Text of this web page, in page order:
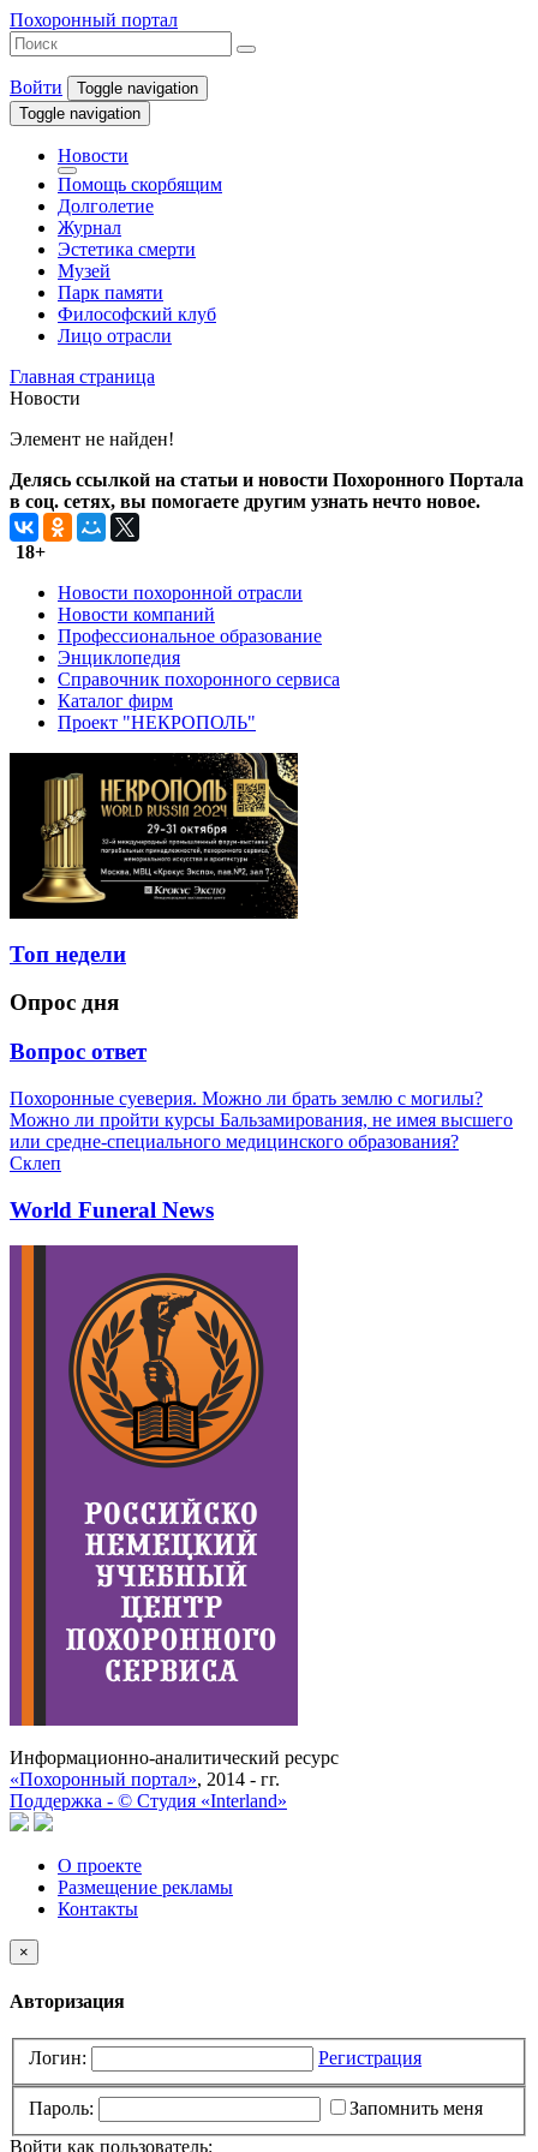
Похоронный портал
Войти
Toggle navigation
Toggle navigation
Новости
Помощь скорбящим
Долголетие
Журнал
Эстетика смерти
Музей
Парк памяти
Философский клуб
Лицо отрасли
Главная страница
Новости
Элемент не найден!
Делясь ссылкой на статьи и новости Похоронного Портала
в соц. сетях, вы помогаете другим узнать нечто новое.
18+
Новости похоронной отрасли
Новости компаний
Профессиональное образование
Энциклопедия
Справочник похоронного сервиса
Каталог фирм
Проект "НЕКРОПОЛЬ"
Топ недели
Опрос дня
Вопрос ответ
Похоронные суеверия. Можно ли брать землю с могилы?
Можно ли пройти курсы Бальзамирования, не имея высшего
или средне-специального медицинского образования?
Склеп
World Funeral News
Информационно-аналитический ресурс
«Похоронный портал», 2014 - гг.
Поддержка - © Cтудия «Interland»
О проекте
Размещение рекламы
Контакты
×
Авторизация
Логин: Регистрация
Пароль:
Запомнить меня
Войти как пользователь: